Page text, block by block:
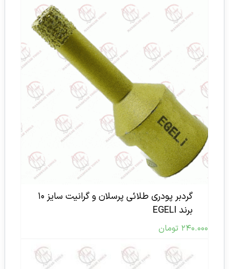
گردبر پودری طلائی پرسلان و گرانیت سایز ۱۰
برند EGELI
۲۴۰.۰۰۰ تومان